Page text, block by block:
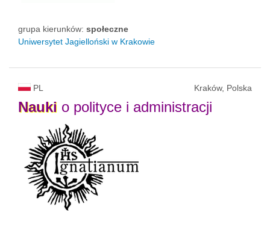
grupa kierunków: społeczne
Uniwersytet Jagielloński w Krakowie
PL Kraków, Polska
Nauki o polityce i administracji